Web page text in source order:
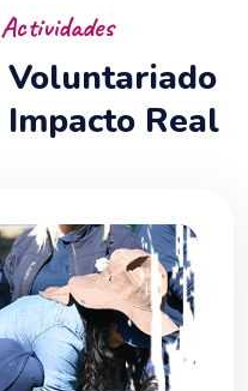
Voluntariado
Real